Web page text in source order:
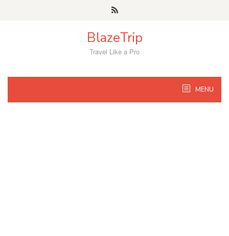
BlazeTrip
Travel Like a Pro
MENU